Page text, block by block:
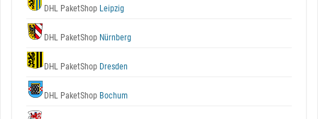
DHL PaketShop Leipzig
DHL PaketShop Nürnberg
DHL PaketShop Dresden
DHL PaketShop Bochum